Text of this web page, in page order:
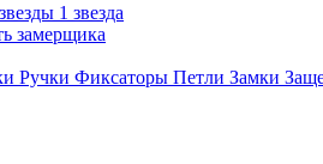
1 звезда
замерщика
Ручки Фиксаторы Петли Замки